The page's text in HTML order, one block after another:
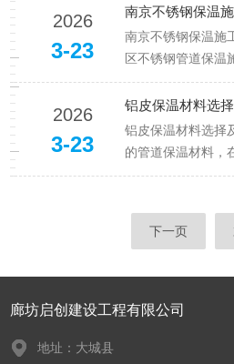
用寿命，因此需要
层厚度和材料规格
层的厚度和所使用
2026
3-23
南京不锈钢保温
南京不锈钢保温施
区不锈钢管道保温
需要选择耐腐蚀、
料，以确保管道系
保温层：选择密度
料，如硅酸盐保温
2026
3-23
铝皮保温材料选
铝皮保温材料选择
的管道保温材料，
应用。其优异的性
对铝皮保温材料进
时，需要考虑以下
下一页
廊坊启创建设工程有限公司
地址：大城县